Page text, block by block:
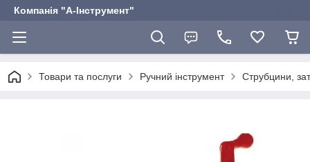
Компанія "А-Інструмент"
Товари та послуги Ручний інструмент Струбцини,